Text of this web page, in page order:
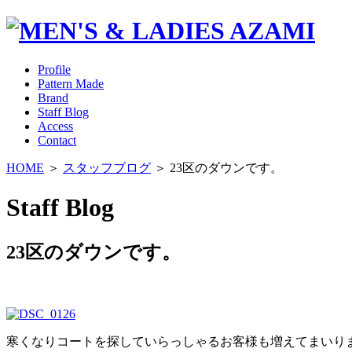
Profile
Pattern Made
Brand
Staff Blog
Access
Contact
HOME ＞ スタッフブログ ＞ 23区のダウンです。
Staff Blog
23区のダウンです。
寒くなりコートを探していらっしゃるお客様も増えてまいり